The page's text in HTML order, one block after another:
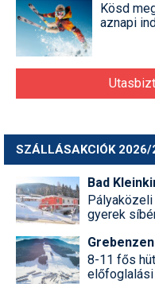
Kösd
aznapi
SZÁLLÁSAKCIÓK
Bad
Pályaközeli
gyerek
Grebenzen
8-11 fős